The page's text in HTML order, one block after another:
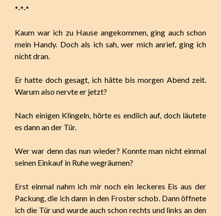
*-*-*
Kaum war ich zu Hause angekommen, ging auch schon
mein Handy. Doch als ich sah, wer mich anrief, ging ich
nicht dran.
Er hatte doch gesagt, ich hätte bis morgen Abend zeit.
Warum also nervte er jetzt?
Nach einigen Klingeln, hörte es endlich auf, doch läutete
es dann an der Tür.
Wer war denn das nun wieder? Konnte man nicht einmal
seinen Einkauf in Ruhe wegräumen?
Erst einmal nahm ich mir noch ein leckeres Eis aus der
Packung, die ich dann in den Froster schob. Dann öffnete
ich die Tür und wurde auch schon rechts und links an den